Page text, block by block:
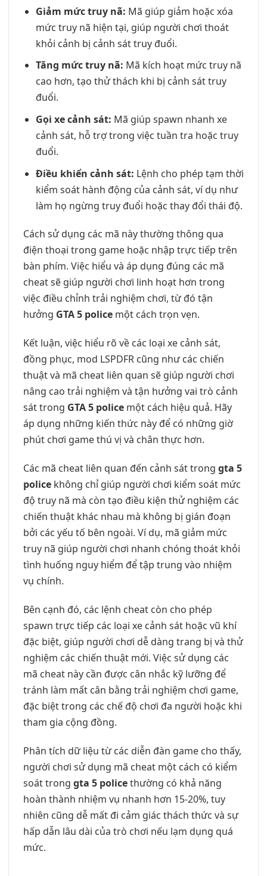
Giảm mức truy nã: Mã giúp giảm hoặc xóa
mức truy nã hiện tại, giúp người chơi thoát
khỏi cảnh bị cảnh sát truy đuổi.
Tăng mức truy nã: Mã kích hoạt mức truy nã
cao hơn, tạo thử thách khi bị cảnh sát truy
đuổi.
Gọi xe cảnh sát: Mã giúp spawn nhanh xe
cảnh sát, hỗ trợ trong việc tuần tra hoặc truy
đuổi.
Điều khiển cảnh sát: Lệnh cho phép tạm thời
kiểm soát hành động của cảnh sát, ví dụ như
làm họ ngừng truy đuổi hoặc thay đổi thái độ.
Cách sử dụng các mã này thường thông qua
điện thoại trong game hoặc nhập trực tiếp trên
bàn phím. Việc hiểu và áp dụng đúng các mã
cheat sẽ giúp người chơi linh hoạt hơn trong
việc điều chỉnh trải nghiệm chơi, từ đó tận
hưởng GTA 5 police một cách trọn vẹn.
Kết luận, việc hiểu rõ về các loại xe cảnh sát,
đồng phục, mod LSPDFR cũng như các chiến
thuật và mã cheat liên quan sẽ giúp người chơi
nâng cao trải nghiệm và tận hưởng vai trò cảnh
sát trong GTA 5 police một cách hiệu quả. Hãy
áp dụng những kiến thức này để có những giờ
phút chơi game thú vị và chân thực hơn.
Các mã cheat liên quan đến cảnh sát trong gta 5
police không chỉ giúp người chơi kiểm soát mức
độ truy nã mà còn tạo điều kiện thử nghiệm các
chiến thuật khác nhau mà không bị gián đoạn
bởi các yếu tố bên ngoài. Ví dụ, mã giảm mức
truy nã giúp người chơi nhanh chóng thoát khỏi
tình huống nguy hiểm để tập trung vào nhiệm
vụ chính.
Bên cạnh đó, các lệnh cheat còn cho phép
spawn trực tiếp các loại xe cảnh sát hoặc vũ khí
đặc biệt, giúp người chơi dễ dàng trang bị và thử
nghiệm các chiến thuật mới. Việc sử dụng các
mã cheat này cần được cân nhắc kỹ lưỡng để
tránh làm mất cân bằng trải nghiệm chơi game,
đặc biệt trong các chế độ chơi đa người hoặc khi
tham gia cộng đồng.
Phân tích dữ liệu từ các diễn đàn game cho thấy,
người chơi sử dụng mã cheat một cách có kiểm
soát trong gta 5 policethường có khả năng
hoàn thành nhiệm vụ nhanh hơn 15-20%, tuy
nhiên cũng dễ mất đi cảm giác thách thức và sự
hấp dẫn lâu dài của trò chơi nếu lạm dụng quá
mức.